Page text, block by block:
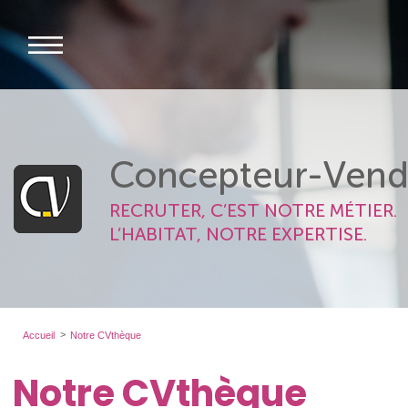
Concepteur-
RECRUTER, C’EST NOTRE MÉTIER.
L’HABITAT, NOTRE EXPERTISE.
Accueil Notre CVthèque
Notre CVthèque